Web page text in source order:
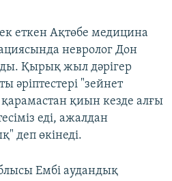
еткен Ақтөбе медицина
невролог Дон
Қырық жыл дәрігер
әріптестері "зейнет
қиын кезде алғы
еді, ажалдан
деп өкінеді.
Ембі аудандық